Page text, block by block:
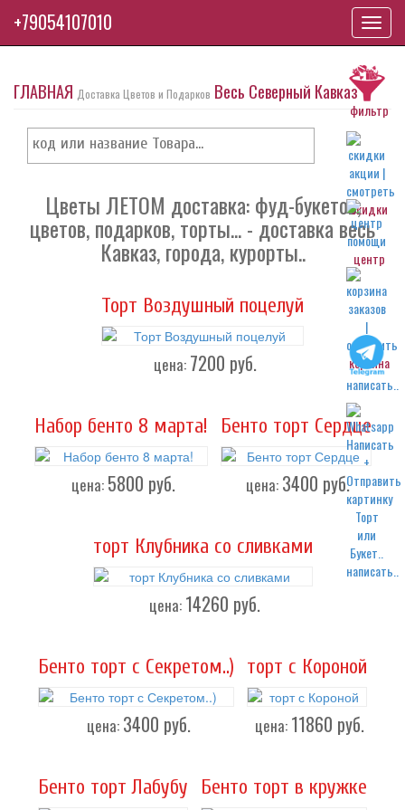
фильтр
скидки
центр
корзина
написать..
написать..
ГЛАВНАЯ Доставка Цветов и Подарков Весь Северный Кавказ
Цветы ЛЕТОМ доставка: фуд-букетов,
цветов, подарков, торты... - доставка весь
Кавказ, города, курорты..
Торт Воздушный поцелуй
цена: 7200 руб.
Набор бенто 8 марта!
цена: 5800 руб.
Бенто торт Сердце
цена: 3400 руб.
торт Клубника со сливками
цена: 14260 руб.
Бенто торт с Секретом..)
цена: 3400 руб.
торт с Короной
цена: 11860 руб.
Бенто торт Лабубу Бенто торт в кружке
+79054107010